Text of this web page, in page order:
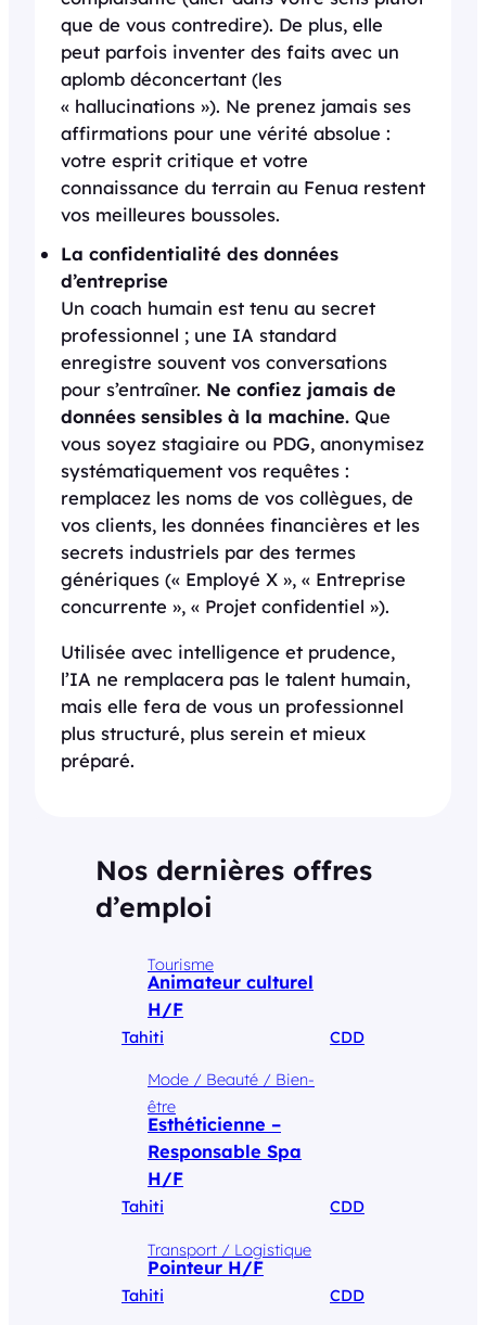
que de vous contredire). De plus, elle
peut parfois inventer des faits avec un
aplomb déconcertant (les
« hallucinations »). Ne prenez jamais ses
affirmations pour une vérité absolue :
votre esprit critique et votre
connaissance du terrain au Fenua restent
vos meilleures boussoles.
La confidentialité des données
d’entreprise
Un coach humain est tenu au secret
professionnel ; une IA standard
enregistre souvent vos conversations
pour s’entraîner. Ne confiez jamais de
données sensibles à la machine. Que
vous soyez stagiaire ou PDG, anonymisez
systématiquement vos requêtes :
remplacez les noms de vos collègues, de
vos clients, les données financières et les
secrets industriels par des termes
génériques (« Employé X », « Entreprise
concurrente », « Projet confidentiel »).
Utilisée avec intelligence et prudence,
l’IA ne remplacera pas le talent humain,
mais elle fera de vous un professionnel
plus structuré, plus serein et mieux
préparé.
Nos dernières offres
d’emploi
Tourisme
Animateur culturel
H/F
Tahiti CDD
Mode / Beauté / Bien-
être
Esthéticienne –
Responsable Spa
H/F
Tahiti CDD
Transport / Logistique
Pointeur H/F
Tahiti CDD